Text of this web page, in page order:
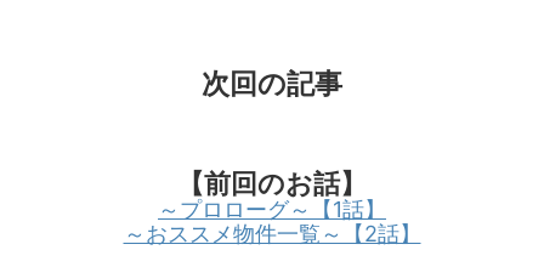
次回の記事
【前回のお話】
～プロローグ～【1話】
～おススメ物件一覧～【2話】